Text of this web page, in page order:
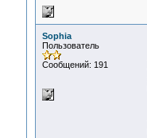
Sophia
Пользователь
Сообщений: 191